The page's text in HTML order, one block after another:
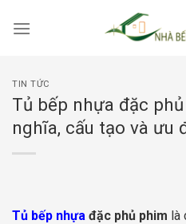
TIN TỨC
Tủ bếp nhựa đặc
nghĩa, cấu tạo và ưu
Tủ bếp nhựa đặc phủ phim là